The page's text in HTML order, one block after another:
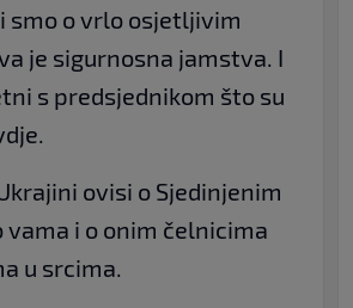
smo o vrlo osjetljivim
je sigurnosna jamstva. I
s predsjednikom što su
ovisi o Sjedinjenim
vama i o onim čelnicima
u srcima.